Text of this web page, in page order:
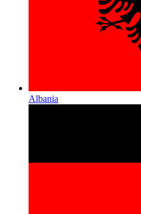
Albania